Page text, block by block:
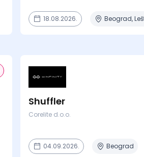
18.08.2026.
Shuffler
Corelite d.o.o.
04.09.2026. Beograd